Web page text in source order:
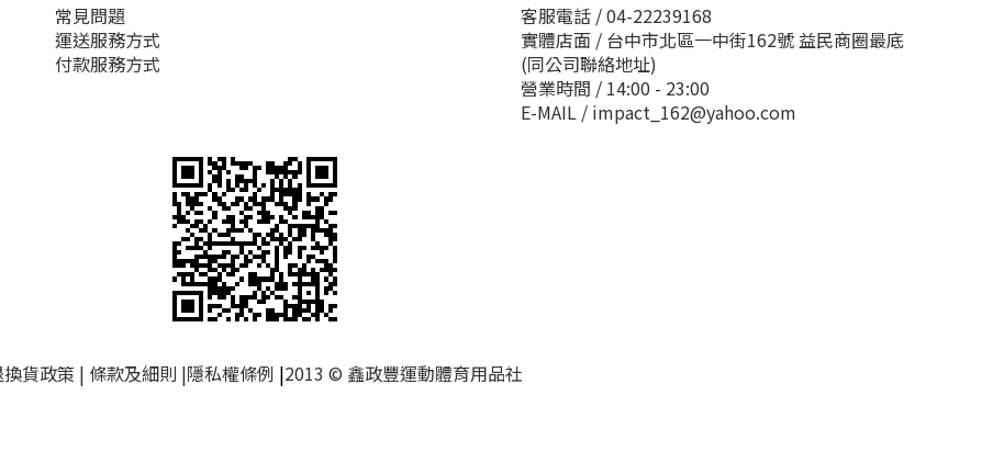
常見問題
運送服務方式
付款服務方式
客服電話 / 04-22239168
實體店面 / 台中市北區一中街162號 益民商圈最底
(同公司聯絡地址)
營業時間 / 14:00 - 23:00
E-MAIL / impact_162@yahoo.com
換貨政策 | 條款及細則 |隱私權條例 |2013 © 鑫政豐運動體育用品社